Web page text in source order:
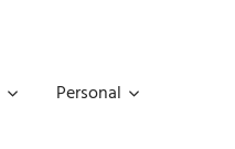
Personal